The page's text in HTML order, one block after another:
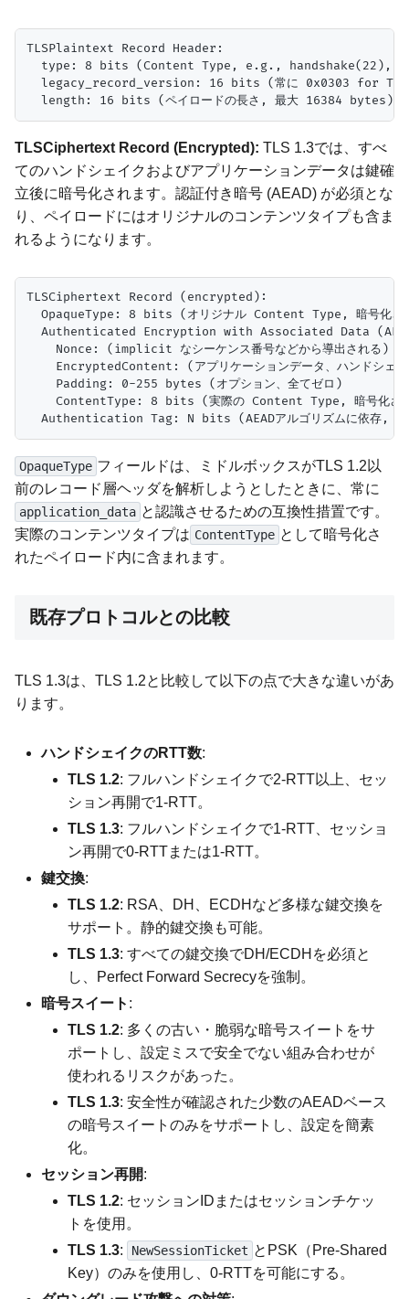
TLSPlaintext Record Header:
type: 8 bits (Content Type, e.g., handshake(22),
legacy_record_version: 16 bits (常に 0x0303 for
TLSCiphertext Record (Encrypted): TLS 1.3では、すべ
てのハンドシェイクおよびアプリケーションデータは鍵確
立後に暗号化されます。認証付き暗号 (AEAD) が必須とな
り、ペイロードにはオリジナルのコンテンツタイプも含ま
れるようになります。
TLSCiphertext Record (encrypted):
OpaqueType: 8 bits (オリジナル Content Type, 暗号化され
Authenticated Encryption with Associated Data
    Nonce: (implicit なシーケンス番号などから導出される)
EncryptedContent: (アプリケーションデータ、ハンドシェイ
    Padding: 0-255 bytes (オプション、全てゼロ)
ContentType: 8 bits (実際の Content Type, 暗号化され
OpaqueType フィールドは、ミドルボックスがTLS 1.2以
前のレコード層ヘッダを解析しようとしたときに、常に
application_data と認識させるための互換性措置です。
実際のコンテンツタイプは ContentType として暗号化さ
れたペイロード内に含まれます。
既存プロトコルとの比較
TLS 1.3は、TLS 1.2と比較して以下の点で大きな違いがあ
ります。
ハンドシェイクのRTT数:
TLS 1.2: フルハンドシェイクで2-RTT以上、セッ
ション再開で1-RTT。
TLS 1.3: フルハンドシェイクで1-RTT、セッショ
ン再開で0-RTTまたは1-RTT。
鍵交換:
TLS 1.2: RSA、DH、ECDHなど多様な鍵交換を
サポート。静的鍵交換も可能。
TLS 1.3: すべての鍵交換でDH/ECDHを必須と
し、Perfect Forward Secrecyを強制。
暗号スイート :
TLS 1.2: 多くの古い・脆弱な暗号スイートをサ
ポートし、設定ミスで安全でない組み合わせが
使われるリスクがあった。
TLS 1.3: 安全性が確認された少数のAEADベース
の暗号スイートのみをサポートし、設定を簡素
化。
セッション再開:
TLS 1.2: セッションIDまたはセッションチケッ
トを使用。
TLS 1.3: NewSessionTicket とPSK（Pre-Shared
Key）のみを使用し、0-RTTを可能にする。